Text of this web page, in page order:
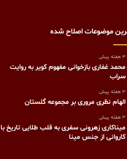
موضوعات اصلاح شده
3 هفته پیش
محمد غفاری بازخوانی مفهوم کویر به روایت
سراب
3 هفته پیش
الهام نظری مروری بر مجموعه گلستان
3 هفته پیش
میناکاری زهرونی سفری به قلب طلایی تاریخ با
کاروانی از جنس مینا